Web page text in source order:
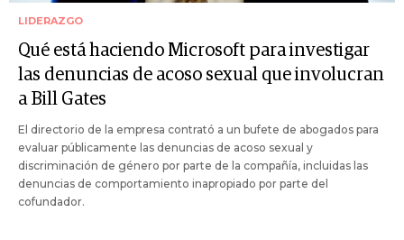
LIDERAZGO
Qué está haciendo Microsoft para investigar
las denuncias de acoso sexual que involucran
a Bill Gates
El directorio de la empresa contrató a un bufete de abogados para
evaluar públicamente las denuncias de acoso sexual y
discriminación de género por parte de la compañía, incluidas las
denuncias de comportamiento inapropiado por parte del
cofundador.